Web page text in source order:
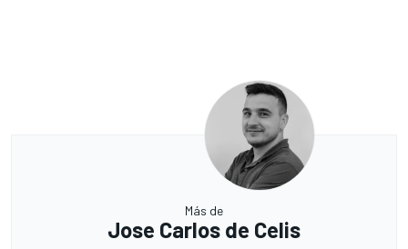
Más de
Jose Carlos de Celis